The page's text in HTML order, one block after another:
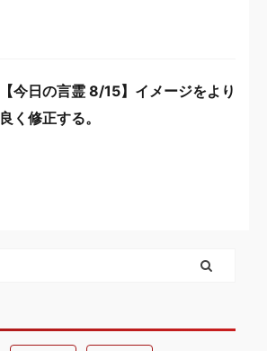
【今日の言霊 8/15】イメージをより
良く修正する。